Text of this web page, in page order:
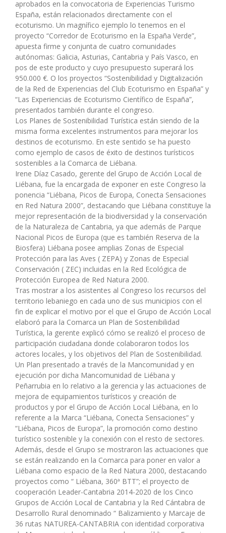
aprobados en la convocatoria de Experiencias Turismo
España, están relacionados directamente con el
ecoturismo. Un magnífico ejemplo lo tenemos en el
proyecto “Corredor de Ecoturismo en la España Verde”,
apuesta firme y conjunta de cuatro comunidades
autónomas: Galicia, Asturias, Cantabria y País Vasco, en
pos de este producto y cuyo presupuesto superará los
950.000 €. O los proyectos “Sostenibilidad y Digitalización
de la Red de Experiencias del Club Ecoturismo en España” y
“Las Experiencias de Ecoturismo Científico de España”,
presentados también durante el congreso.
Los Planes de Sostenibilidad Turística están siendo de la
misma forma excelentes instrumentos para mejorar los
destinos de ecoturismo. En este sentido se ha puesto
como ejemplo de casos de éxito de destinos turísticos
sostenibles a la Comarca de Liébana.
Irene Díaz Casado, gerente del Grupo de Acción Local de
Liébana, fue la encargada de exponer en este Congreso la
ponencia “Liébana, Picos de Europa, Conecta Sensaciones
en Red Natura 2000”, destacando que Liébana constituye la
mejor representación de la biodiversidad y la conservación
de la Naturaleza de Cantabria, ya que además de Parque
Nacional Picos de Europa (que es también Reserva de la
Biosfera) Liébana posee amplias Zonas de Especial
Protección para las Aves ( ZEPA) y Zonas de Especial
Conservación ( ZEC) incluidas en la Red Ecológica de
Protección Europea de Red Natura 2000.
Tras mostrar a los asistentes al Congreso los recursos del
territorio lebaniego en cada uno de sus municipios con el
fin de explicar el motivo por el que el Grupo de Acción Local
elaboró para la Comarca un Plan de Sostenibilidad
Turística, la gerente explicó cómo se realizó el proceso de
participación ciudadana donde colaboraron todos los
actores locales, y los objetivos del Plan de Sostenibilidad.
Un Plan presentado a través de la Mancomunidad y en
ejecución por dicha Mancomunidad de Liébana y
Peñarrubia en lo relativo a la gerencia y las actuaciones de
mejora de equipamientos turísticos y creación de
productos y por el Grupo de Acción Local Liébana, en lo
referente a la Marca “Liébana, Conecta Sensaciones” y
“Liébana, Picos de Europa”, la promoción como destino
turístico sostenible y la conexión con el resto de sectores.
Además, desde el Grupo se mostraron las actuaciones que
se están realizando en la Comarca para poner en valor a
Liébana como espacio de la Red Natura 2000, destacando
proyectos como “ Liébana, 360ª BTT”; el proyecto de
cooperación Leader-Cantabria 2014-2020 de los Cinco
Grupos de Acción Local de Cantabria y la Red Cántabra de
Desarrollo Rural denominado “ Balizamiento y Marcaje de
36 rutas NATUREA-CANTABRIA con identidad corporativa